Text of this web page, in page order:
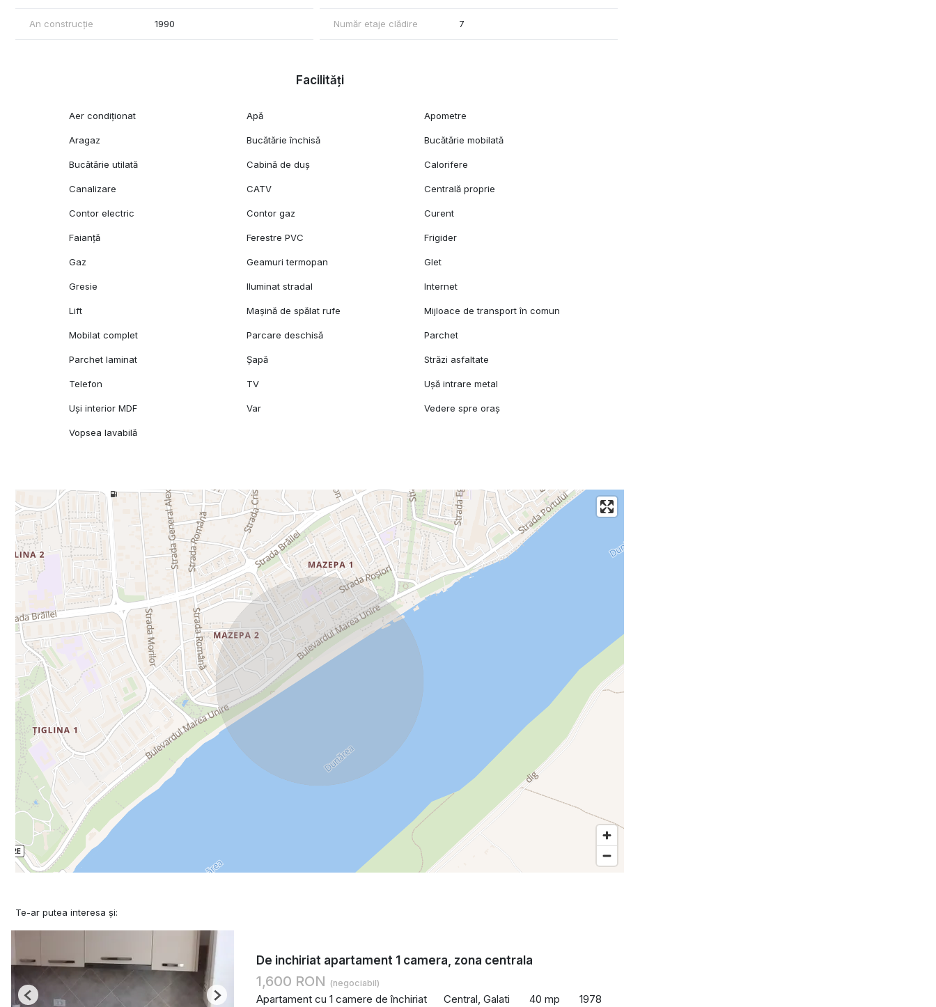
An construcție 1990 Număr etaje clădire 7
Facilități
Aer condiționat Apă Apometre
Aragaz Bucătărie închisă Bucătărie mobilată
Bucătărie utilată Cabină de duș Calorifere
Canalizare CATV Centrală proprie
Contor electric Contor gaz Curent
Faianță Ferestre PVC Frigider
Gaz Geamuri termopan Glet
Gresie Iluminat stradal Internet
Lift Mașină de spălat rufe Mijloace de transport în comun
Mobilat complet Parcare deschisă Parchet
Parchet laminat Șapă Străzi asfaltate
Telefon TV Ușă intrare metal
Uși interior MDF Var Vedere spre oraș
Vopsea lavabilă
Te-ar putea interesa și:
Previous Next
De inchiriat apartament 1 camera, zona centrala
1,600 RON (negociabil)
Apartament cu 1 camere de închiriat Central, Galati 40 mp 1978